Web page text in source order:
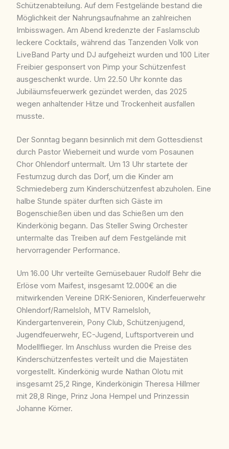
Schützenabteilung. Auf dem Festgelände bestand die
Möglichkeit der Nahrungsaufnahme an zahlreichen
Imbisswagen. Am Abend kredenzte der Faslamsclub
leckere Cocktails, während das Tanzenden Volk von
LiveBand Party und DJ aufgeheizt wurden und 100 Liter
Freibier gesponsert von Pimp your Schützenfest
ausgeschenkt wurde. Um 22.50 Uhr konnte das
Jubiläumsfeuerwerk gezündet werden, das 2025
wegen anhaltender Hitze und Trockenheit ausfallen
musste.
Der Sonntag begann besinnlich mit dem Gottesdienst
durch Pastor Wieberneit und wurde vom Posaunen
Chor Ohlendorf untermalt. Um 13 Uhr startete der
Festumzug durch das Dorf, um die Kinder am
Schmiedeberg zum Kinderschützenfest abzuholen. Eine
halbe Stunde später durften sich Gäste im
Bogenschießen üben und das Schießen um den
Kinderkönig begann. Das Steller Swing Orchester
untermalte das Treiben auf dem Festgelände mit
hervorragender Performance.
Um 16.00 Uhr verteilte Gemüsebauer Rudolf Behr die
Erlöse vom Maifest, insgesamt 12.000€ an die
mitwirkenden Vereine DRK-Senioren, Kinderfeuerwehr
Ohlendorf/Ramelsloh, MTV Ramelsloh,
Kindergartenverein, Pony Club, Schützenjugend,
Jugendfeuerwehr, EC-Jugend, Luftsportverein und
Modellflieger. Im Anschluss wurden die Preise des
Kinderschützenfestes verteilt und die Majestäten
vorgestellt. Kinderkönig wurde Nathan Olotu mit
insgesamt 25,2 Ringe, Kinderkönigin Theresa Hillmer
mit 28,8 Ringe, Prinz Jona Hempel und Prinzessin
Johanne Körner.